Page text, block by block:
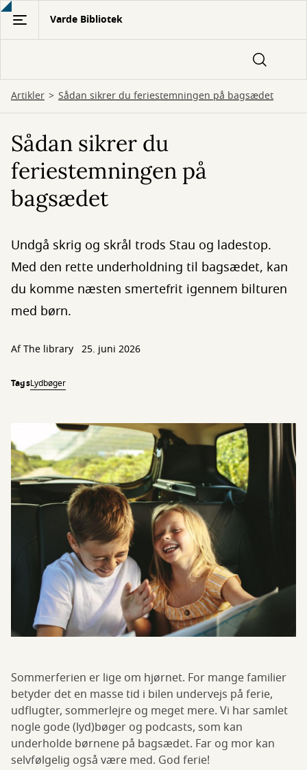
Gå
hovedindhold
Varde Bibliotek
Artikler Sådan sikrer du feriestemningen på bagsædet
Sådan sikrer du
feriestemningen på
bagsædet
Undgå skrig og skrål trods Stau og ladestop.
Med den rette underholdning til bagsædet, kan
du komme næsten smertefrit igennem bilturen
med børn.
Af The library 25. juni 2026
TagsLydbøger
Sommerferien er lige om hjørnet. For mange familier
betyder det en masse tid i bilen undervejs på ferie,
udflugter, sommerlejre og meget mere. Vi har samlet
nogle gode (lyd)bøger og podcasts, som kan
underholde børnene på bagsædet. Far og mor kan
selvfølgelig også være med. God ferie!